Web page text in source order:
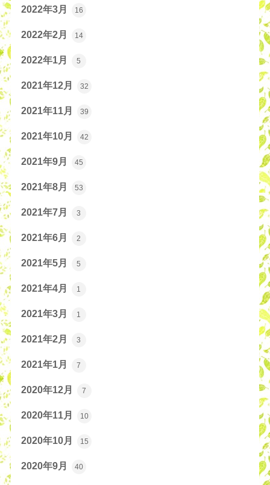
2022年3月 16
2022年2月 14
2022年1月 5
2021年12月 32
2021年11月 39
2021年10月 42
2021年9月 45
2021年8月 53
2021年7月 3
2021年6月 2
2021年5月 5
2021年4月 1
2021年3月 1
2021年2月 3
2021年1月 7
2020年12月 7
2020年11月 10
2020年10月 15
2020年9月 40